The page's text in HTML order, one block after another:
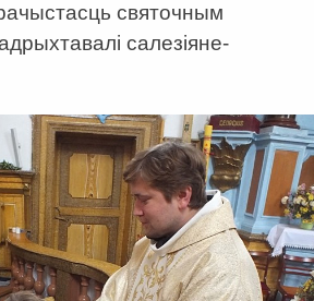
святочным
салезіяне-